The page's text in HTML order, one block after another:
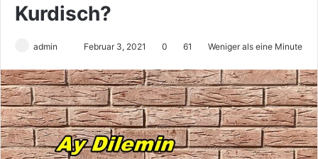
Kurdisch?
admin
n
d
e
u
n
Februar 3, 2021 0 61 Weniger als eine Minute